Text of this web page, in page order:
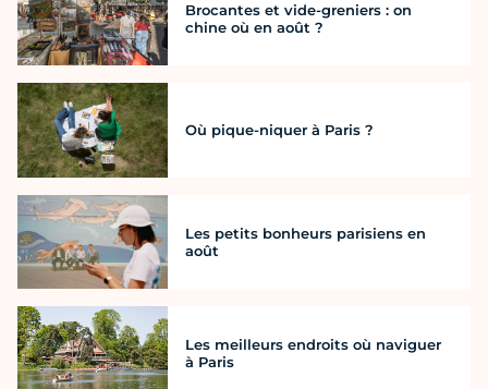
Brocantes et vide-greniers : on
chine où en août ?
Où pique-niquer à Paris ?
Les petits bonheurs parisiens en
août
Les meilleurs endroits où naviguer
à Paris